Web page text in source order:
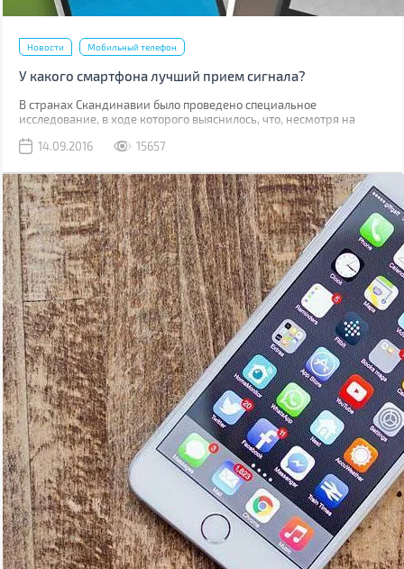
Новости Мобильный телефон
У какого смартфона лучший прием сигнала?
В странах Скандинавии было проведено специальное
исследование, в ходе которого выяснилось, что, несмотря на
обеспечить качественный прием сигнала!
14.09.2016 15657